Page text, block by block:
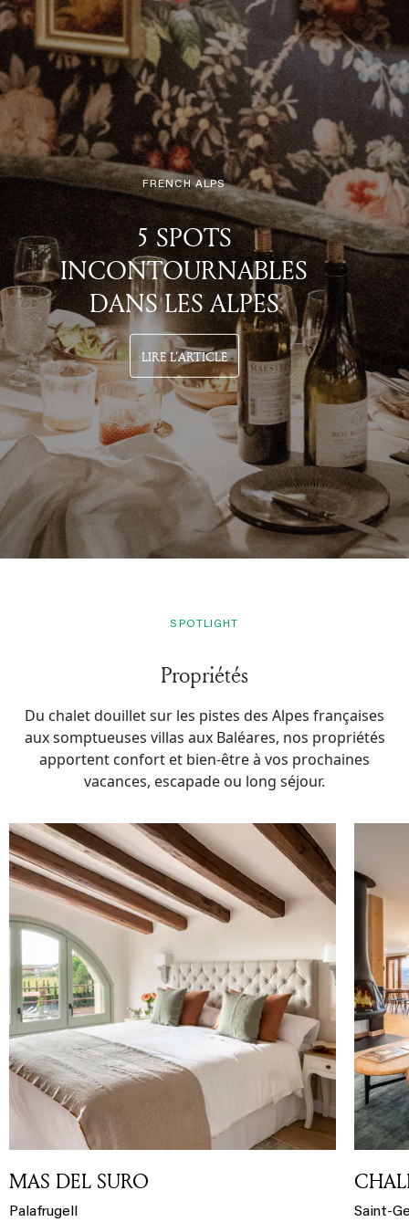
FRENCH ALPS
5 SPOTS
INCONTOURNABLES
DANS LES ALPES
LIRE L'ARTICLE
SPOTLIGHT
Propriétés
Du chalet douillet sur les pistes des Alpes françaises
aux somptueuses villas aux Baléares, nos propriétés
apportent confort et bien-être à vos prochaines
vacances, escapade ou long séjour.
MAS DEL SURO
Palafrugell Saint-